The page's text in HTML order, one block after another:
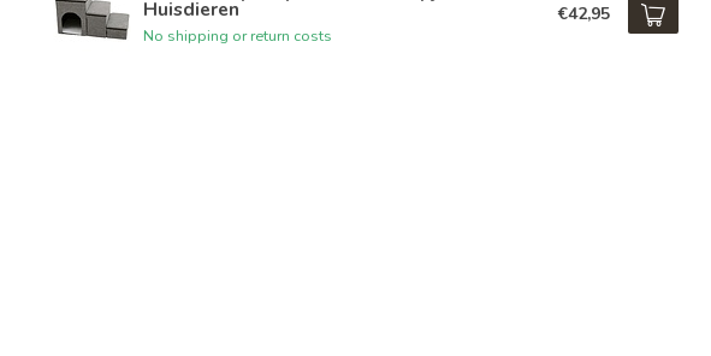
Huisdieren
No shipping or return costs
€42,95